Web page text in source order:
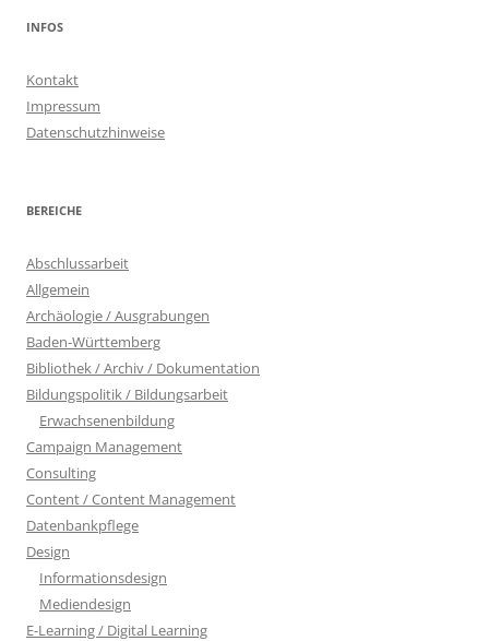
INFOS
Kontakt
Impressum
Datenschutzhinweise
BEREICHE
Abschlussarbeit
Allgemein
Archäologie / Ausgrabungen
Baden-Württemberg
Bibliothek / Archiv / Dokumentation
Bildungspolitik / Bildungsarbeit
Erwachsenenbildung
Campaign Management
Consulting
Content / Content Management
Datenbankpflege
Design
Informationsdesign
Mediendesign
E-Learning / Digital Learning